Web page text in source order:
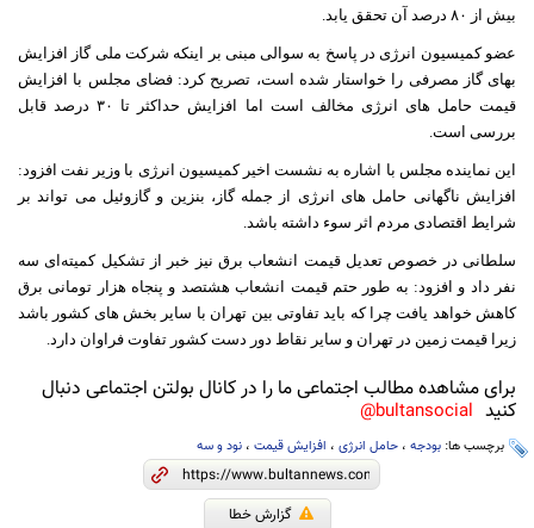
بیش از ۸۰ درصد آن تحقق یابد.
عضو کمیسیون انرژی در پاسخ به سوالی مبنی بر اینکه شرکت ملی گاز افزایش
بهای گاز مصرفی را خواستار شده است، تصریح کرد: فضای مجلس با افزایش
قیمت حامل های انرژی مخالف است اما افزایش حداکثر تا ۳۰ درصد قابل
بررسی است.
این نماینده مجلس با اشاره به نشست اخیر کمیسیون انرژی با وزیر نفت افزود:
افزایش ناگهانی حامل های انرژی از جمله گاز، بنزین و گازوئیل می تواند بر
شرایط اقتصادی مردم اثر سوء داشته باشد.
سلطانی در خصوص تعدیل قیمت انشعاب برق نیز خبر از تشکیل کمیته‌ای سه
نفر داد و افزود: به طور حتم قیمت انشعاب هشتصد و پنجاه هزار تومانی برق
کاهش خواهد یافت چرا که باید تفاوتی بین تهران با سایر بخش های کشور باشد
زیرا قیمت زمین در تهران و سایر نقاط دور دست کشور تفاوت فراوان دارد.
برای مشاهده مطالب اجتماعی ما را در کانال بولتن اجتماعی دنبال
کنید bultansocial@
برچسب ها: بودجه ، حامل انرژی ، افزایش قیمت ، نود و سه
گزارش خطا